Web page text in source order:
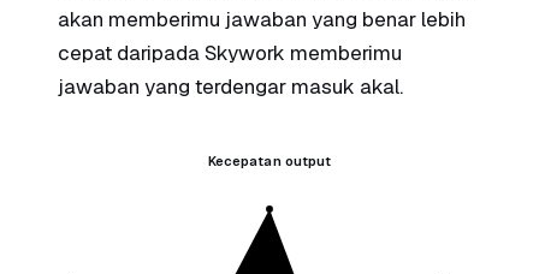
akan memberimu jawaban yang benar lebih
cepat daripada Skywork memberimu
jawaban yang terdengar masuk akal.
Kecepatan output